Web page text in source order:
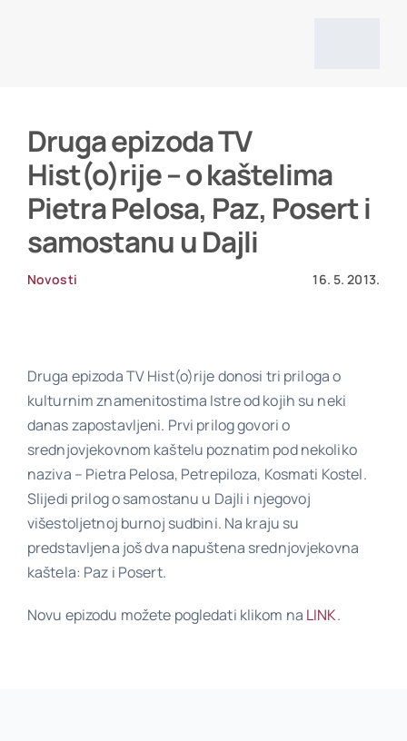
Početna stranica
Vijesti
O društvu
Povijesni izvori i literatura
Poveznice
Kontakt
Druga epizoda TV
Hist(o)rije – o kaštelima
Pietra Pelosa, Paz, Posert i
samostanu u Dajli
Novosti 16. 5. 2013.
Druga epizoda TV Hist(o)rije donosi tri priloga o
kulturnim znamenitostima Istre od kojih su neki
danas zapostavljeni. Prvi prilog govori o
srednjovjekovnom kaštelu poznatim pod nekoliko
naziva – Pietra Pelosa, Petrepiloza, Kosmati Kostel.
Slijedi prilog o samostanu u Dajli i njegovoj
višestoljetnoj burnoj sudbini. Na kraju su
predstavljena još dva napuštena srednjovjekovna
kaštela: Paz i Posert.
Novu epizodu možete pogledati klikom na LINK.